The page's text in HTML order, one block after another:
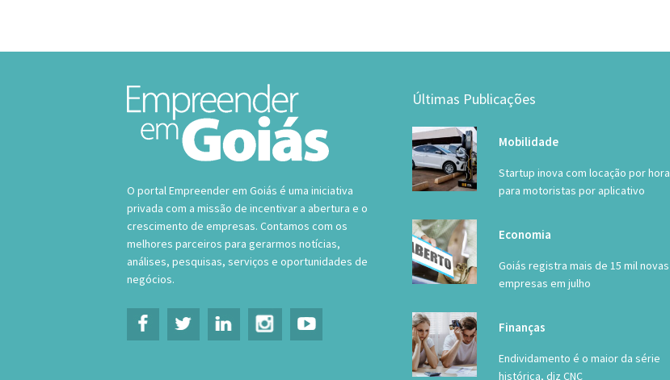
O portal Empreender em Goiás é uma iniciativa
privada com a missão de incentivar a abertura e o
crescimento de empresas. Contamos com os
melhores parceiros para gerarmos notícias,
análises, pesquisas, serviços e oportunidades de
negócios.
Últimas Publicações
Mobilidade
Startup inova com locação por hora
para motoristas por aplicativo
Economia
Goiás registra mais de 15 mil novas
empresas em julho
Finanças
Endividamento é o maior da série
histórica, diz CNC